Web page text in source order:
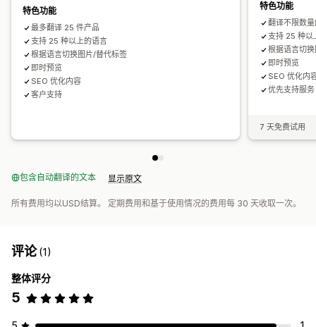
特色功能
最多翻译 25 件产品
支持 25 种以上的语言
根据语言切换图片/替代标签
即时预览
SEO 优化内容
客户支持
特色功能
翻译不限数
支持 25 种以
根据语言切
即时预览
SEO 优化内
优先支持服务
7 天免费试用
包含自动翻译的文本 显示原文
所有费用均以USD结算。 定期费用和基于使用情况的费用每 30 天收取一次。
评论(1)
整体评分
5